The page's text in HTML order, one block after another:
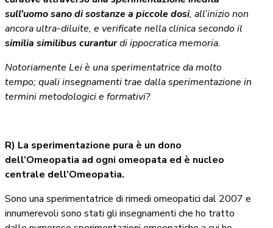
sull’uomo sano di sostanze a piccole dosi, all’inizio non
ancora ultra-diluite, e verificate nella clinica secondo il
similia similibus curanturdi ippocratica memoria.
Notoriamente Lei è una sperimentatrice da molto
tempo; quali insegnamenti trae dalla sperimentazione in
termini metodologici e formativi?
R) La sperimentazione pura è un dono
dell’Omeopatia ad ogni omeopata ed è nucleo
centrale dell’Omeopatia.
Sono una sperimentatrice di rimedi omeopatici dal 2007 e
innumerevoli sono stati gli insegnamenti che ho tratto